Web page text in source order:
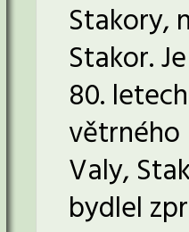
Stakory,
Stakor.
80.
větrného
Valy,
bydlel